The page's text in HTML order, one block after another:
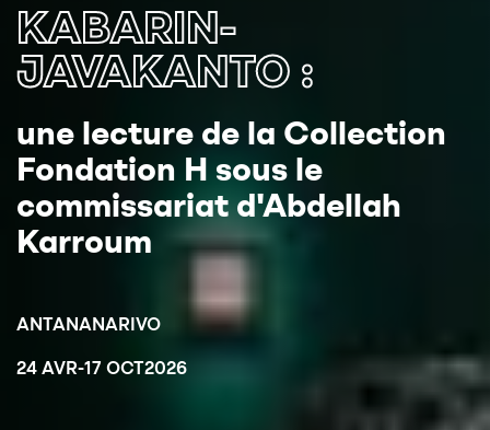
KABARIN-
JAVAKANTO :
une lecture de la Collection
Fondation H sous le
commissariat d'Abdellah
Karroum
ANTANANARIVO
24 AVR-17 OCT2026